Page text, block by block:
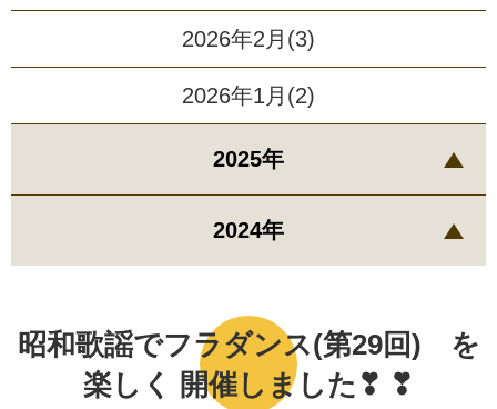
昭和歌謡でフラダンス(第29回) を
楽しく 開催しました❣ ❣
2026年2月(3)
2026年1月(2)
2025年
2024年